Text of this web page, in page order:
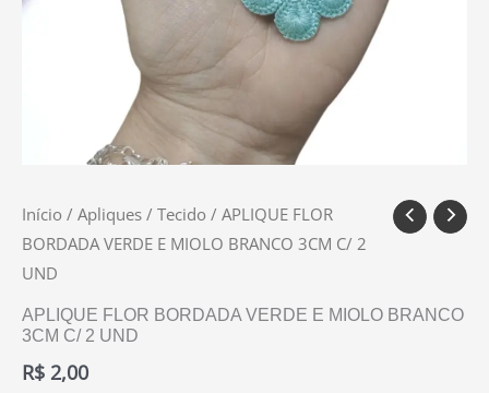
Início / Apliques / Tecido / APLIQUE FLOR
BORDADA VERDE E MIOLO BRANCO 3CM C/ 2
UND
APLIQUE FLOR BORDADA VERDE E MIOLO BRANCO
3CM C/ 2 UND
R$ 2,00